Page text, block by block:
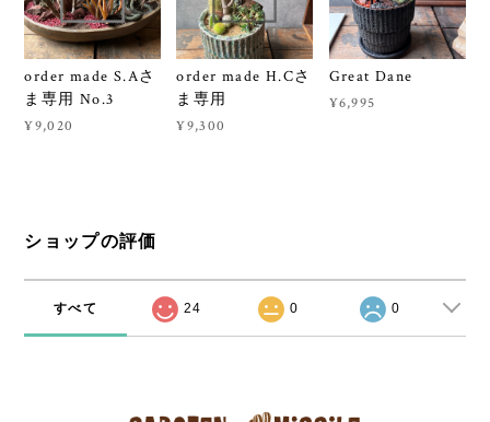
order made S.Aさ
ま専用 No.3
¥9,020
order made H.Cさ
ま専用
¥9,300
Great Dane
¥6,995
ショップの評価
すべて 24 0 0